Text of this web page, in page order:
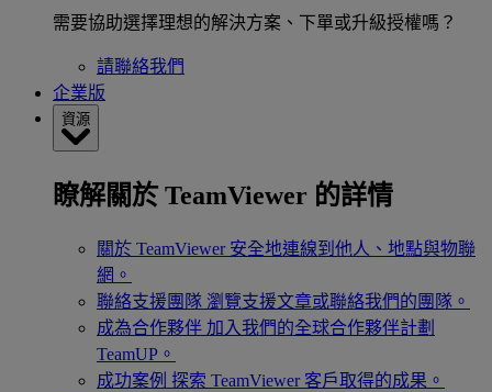
需要協助選擇理想的解決方案、下單或升級授權嗎？
請聯絡我們
企業版
資源
瞭解關於 TeamViewer 的詳情
關於 TeamViewer 安全地連線到他人、地點與物聯
網。
聯絡支援團隊 瀏覽支援文章或聯絡我們的團隊。
成為合作夥伴 加入我們的全球合作夥伴計劃
TeamUP。
成功案例 探索 TeamViewer 客戶取得的成果。